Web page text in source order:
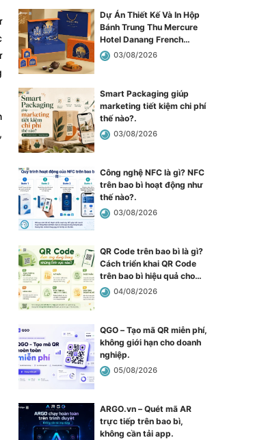
Dự Án Thiết Kế Và In Hộp
Bánh Trung Thu Mercure
Hotel Danang French
Village Bana Hills
03/08/2026
Smart Packaging giúp
marketing tiết kiệm chi phí
thế nào?.
03/08/2026
Công nghệ NFC là gì? NFC
trên bao bì hoạt động như
thế nào?.
03/08/2026
QR Code trên bao bì là gì?
Cách triển khai QR Code
trên bao bì hiệu quả cho
doanh nghiệp.
04/08/2026
QGO – Tạo mã QR miễn phí,
không giới hạn cho doanh
nghiệp.
05/08/2026
ARGO.vn – Quét mã AR
trực tiếp trên bao bì,
không cần tải app.